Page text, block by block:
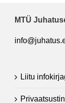
MTÜ
Liitu